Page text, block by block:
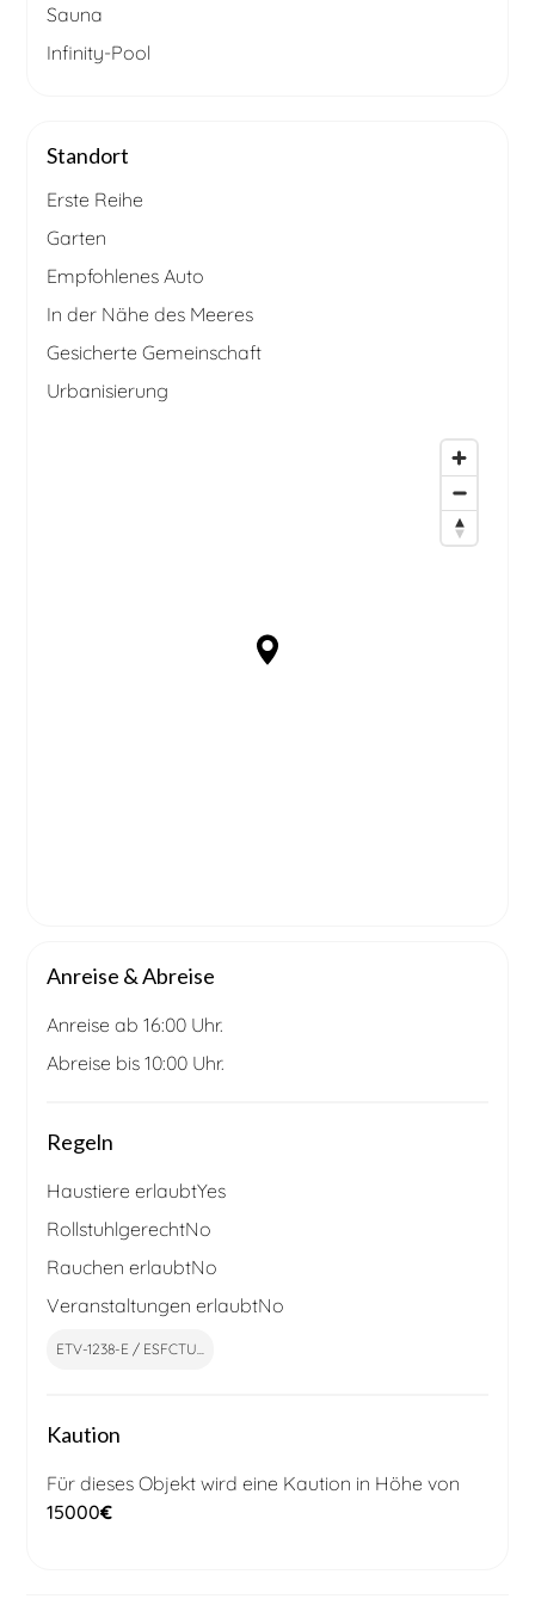
Sauna
Infinity-Pool
Standort
Erste Reihe
Garten
Empfohlenes Auto
In der Nähe des Meeres
Gesicherte Gemeinschaft
Urbanisierung
Anreise & Abreise
Anreise ab 16:00 Uhr.
Abreise bis 10:00 Uhr.
Regeln
Haustiere erlaubtYes
RollstuhlgerechtNo
Rauchen erlaubtNo
Veranstaltungen erlaubtNo
ETV-1238-E / ESFCTU...
Kaution
Für dieses Objekt wird eine Kaution in Höhe von
15000€